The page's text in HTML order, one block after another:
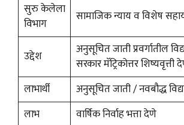
सुरु केलेला
विभाग
सामाजिक न्याय व विशेष
उद्देश
अनुसूचित जाती प्रवर्गातील
सरकार मॅट्रिकोत्तर शिष्यवृत्ती
लाभार्थी
अनुसूचित जाती / नवबौद्ध
लाभ
वार्षिक निर्वाह भत्ता देणे